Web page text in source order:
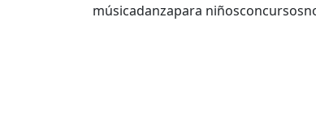
músicadanzapara niñosconcursos